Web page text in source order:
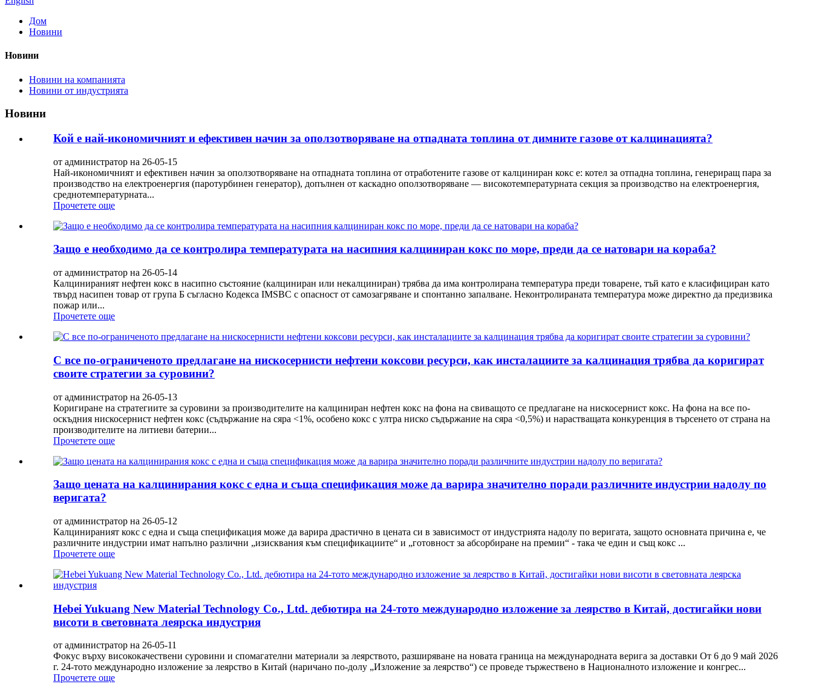
Дом
Новини
Новини
Новини на компанията
Новини от индустрията
Новини
Кой е най-икономичният и ефективен начин за оползотворяване на отпадната топлина от димните газове от калцинацията?
от администратор на 26-05-15
Най-икономичният и ефективен начин за оползотворяване на отпадната топлина от отработените газове от калциниран кокс е: котел за отпадна топлина, генериращ пара за
производство на електроенергия (паротурбинен генератор), допълнен от каскадно оползотворяване — високотемпературната секция за производство на електроенергия,
среднотемпературната...
Прочетете още
Защо е необходимо да се контролира температурата на насипния калциниран кокс по море, преди да се натовари на кораба?
от администратор на 26-05-14
Калцинираният нефтен кокс в насипно състояние (калциниран или некалциниран) трябва да има контролирана температура преди товарене, тъй като е класифициран като
твърд насипен товар от група Б съгласно Кодекса IMSBC с опасност от самозагряване и спонтанно запалване. Неконтролираната температура може директно да предизвика
пожар или...
Прочетете още
С все по-ограниченото предлагане на нискосернисти нефтени коксови ресурси, как инсталациите за калцинация трябва да коригират
своите стратегии за суровини?
от администратор на 26-05-13
Коригиране на стратегиите за суровини за производителите на калциниран нефтен кокс на фона на свиващото се предлагане на нискосернист кокс. На фона на все по-
оскъдния нискосернист нефтен кокс (съдържание на сяра <1%, особено кокс с ултра ниско съдържание на сяра <0,5%) и нарастващата конкуренция в търсенето от страна на
производителите на литиеви батерии...
Прочетете още
Защо цената на калцинирания кокс с една и съща спецификация може да варира значително поради различните индустрии надолу по
веригата?
от администратор на 26-05-12
Калцинираният кокс с една и съща спецификация може да варира драстично в цената си в зависимост от индустрията надолу по веригата, защото основната причина е, че
различните индустрии имат напълно различни „изисквания към спецификациите“ и „готовност за абсорбиране на премии“ - така че един и същ кокс ...
Прочетете още
Hebei Yukuang New Material Technology Co., Ltd. дебютира на 24-тото международно изложение за леярство в Китай, достигайки нови
висоти в световната леярска индустрия
от администратор на 26-05-11
Фокус върху висококачествени суровини и спомагателни материали за леярството, разширяване на новата граница на международната верига за доставки От 6 до 9 май 2026
г. 24-тото международно изложение за леярство в Китай (наричано по-долу „Изложение за леярство“) се проведе тържествено в Националното изложение и конгрес...
Прочетете още